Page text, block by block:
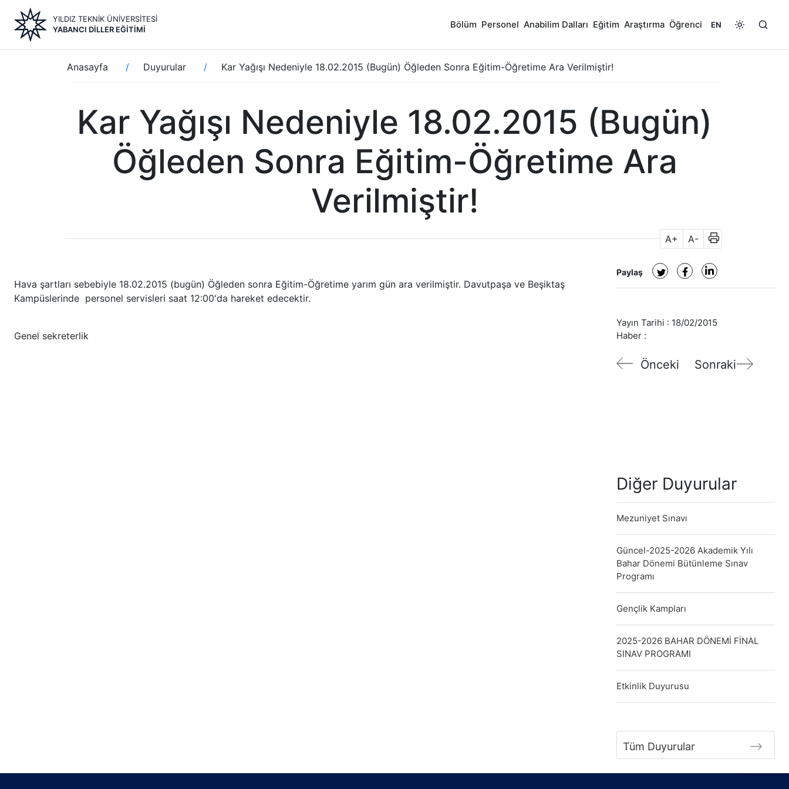
içeriğe
YILDIZ TEKNİK ÜNİVERSİTESİ
YABANCI DILLER EĞITIMI
Bölüm Personel Anabilim Dalları Eğitim Araştırma Öğrenci EN
Sayfa
yolu
Anasayfa Duyurular Kar Yağışı Nedeniyle 18.02.2015 (Bugün) Öğleden Sonra Eğitim-Öğretime Ara Verilmiştir!
Kar Yağışı Nedeniyle 18.02.2015 (Bugün)
Öğleden Sonra Eğitim-Öğretime Ara
Verilmiştir!
A+ A-
Hava şartları sebebiyle 18.02.2015 (bugün) Öğleden sonra Eğitim-Öğretime yarım gün ara verilmiştir. Davutpaşa ve Beşiktaş
Kampüslerinde personel servisleri saat 12:00'da hareket edecektir.
Genel sekreterlik
Paylaş
Yayın Tarihi : 18/02/2015
Haber :
Önceki Sonraki
Diğer Duyurular
Mezuniyet Sınavı
Güncel-2025-2026 Akademik Yılı
Bahar Dönemi Bütünleme Sınav
Programı
Gençlik Kampları
2025-2026 BAHAR DÖNEMİ FİNAL
SINAV PROGRAMI
Etkinlik Duyurusu
Tüm Duyurular